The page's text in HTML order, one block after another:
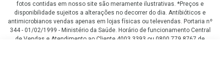
fotos contidas em nosso site são meramente ilustrativas. *Preços e
disponibilidade sujeitos a alterações no decorrer do dia. Antibióticos e
antimicrobianos vendas apenas em lojas físicas ou televendas. Portaria nº
344 - 01/02/1999 - Ministério da Saúde. Horário de funcionamento Central
de Vendas e Atendimento ao Cliente 4003 3393 ou 0800 779 8767 de